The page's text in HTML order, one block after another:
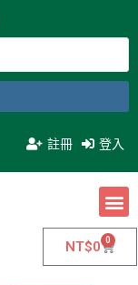
註冊 登入
NT$0 0